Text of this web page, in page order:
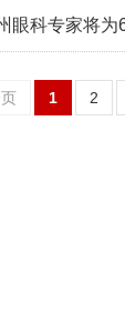
眼科专家将
页 1 2